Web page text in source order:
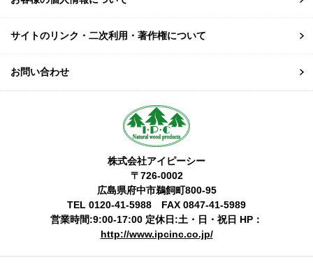
サイトのリンク・二次利用・著作権について
お問い合わせ
株式会社アイピーシー
〒726-0002
広島県府中市鵜飼町800-95
TEL 0120-41-5988 FAX 0847-41-5989
営業時間:9:00-17:00 定休日:土・日・祝日 HP：
http://www.ipcinc.co.jp/